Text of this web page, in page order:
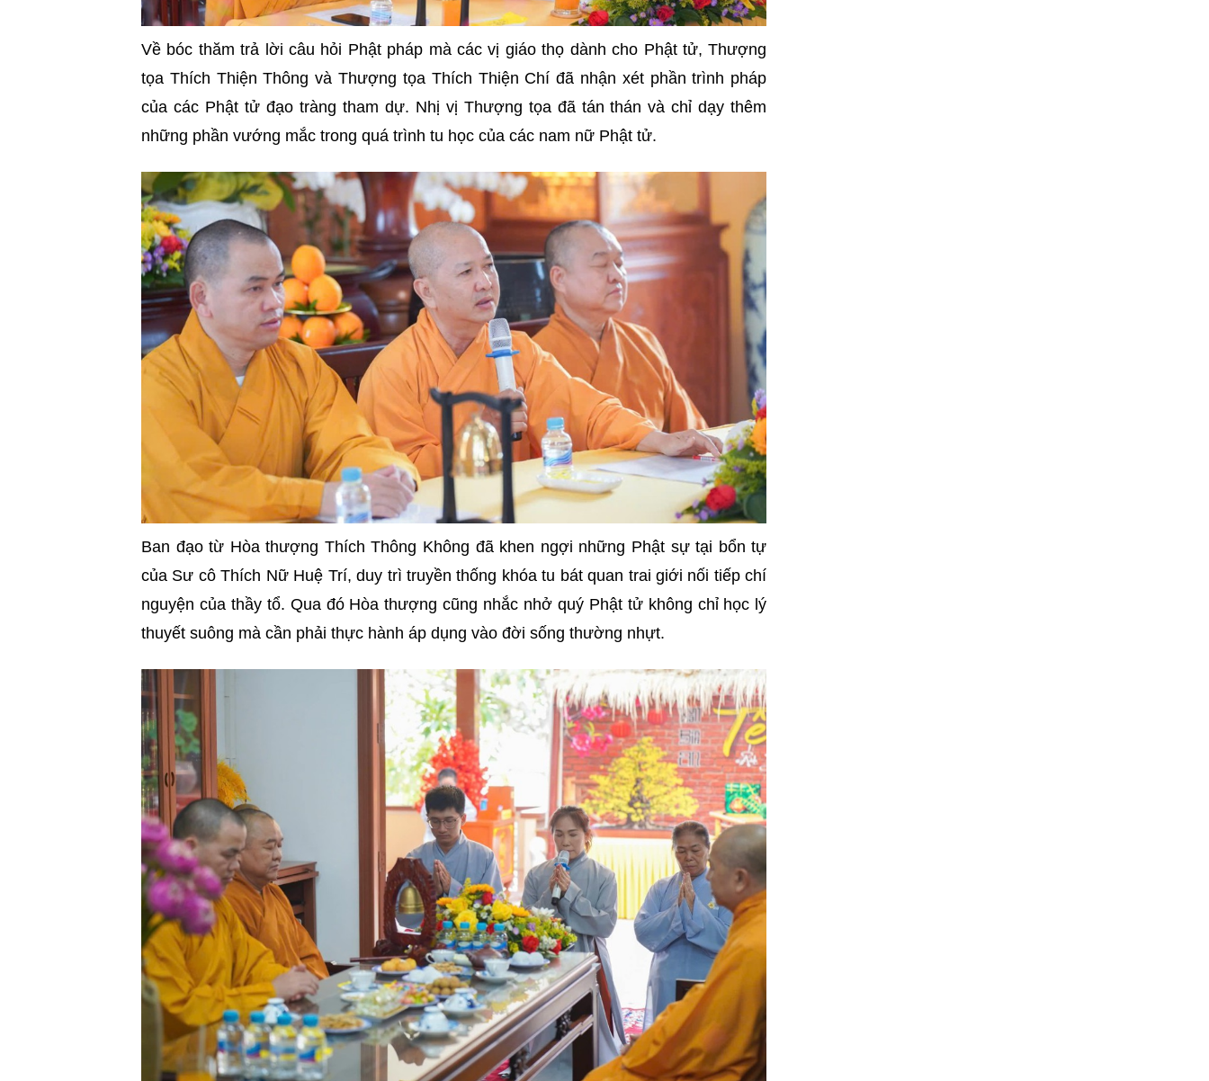
Về bóc thăm trả lời câu hỏi Phật pháp mà các vị giáo thọ dành cho Phật tử, Thượng
tọa Thích Thiện Thông và Thượng tọa Thích Thiện Chí đã nhận xét phần trình pháp
của các Phật tử đạo tràng tham dự. Nhị vị Thượng tọa đã tán thán và chỉ dạy thêm
những phần vướng mắc trong quá trình tu học của các nam nữ Phật tử.
Ban đạo từ Hòa thượng Thích Thông Không đã khen ngợi những Phật sự tại bổn tự
của Sư cô Thích Nữ Huệ Trí, duy trì truyền thống khóa tu bát quan trai giới nối tiếp chí
nguyện của thầy tổ. Qua đó Hòa thượng cũng nhắc nhở quý Phật tử không chỉ học lý
thuyết suông mà cần phải thực hành áp dụng vào đời sống thường nhựt.